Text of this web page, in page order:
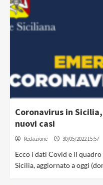
Coronavirus in
nuovi casi
Redazione 30/05/2022 15:57
Ecco i dati Covid e il
Sicilia, aggiornato a oggi